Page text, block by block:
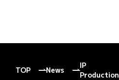
TOP News
IP
Production